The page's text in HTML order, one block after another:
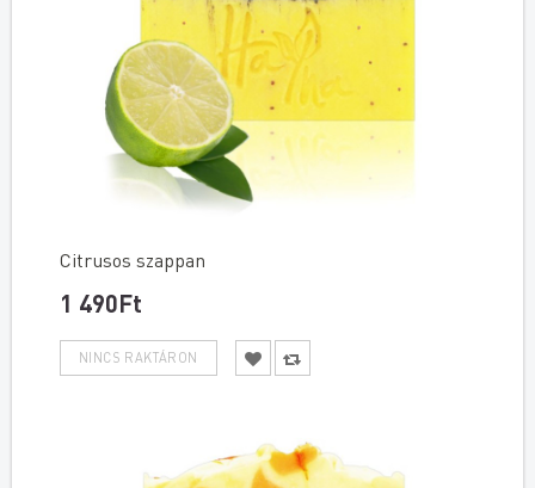
Citrusos szappan
1 490Ft